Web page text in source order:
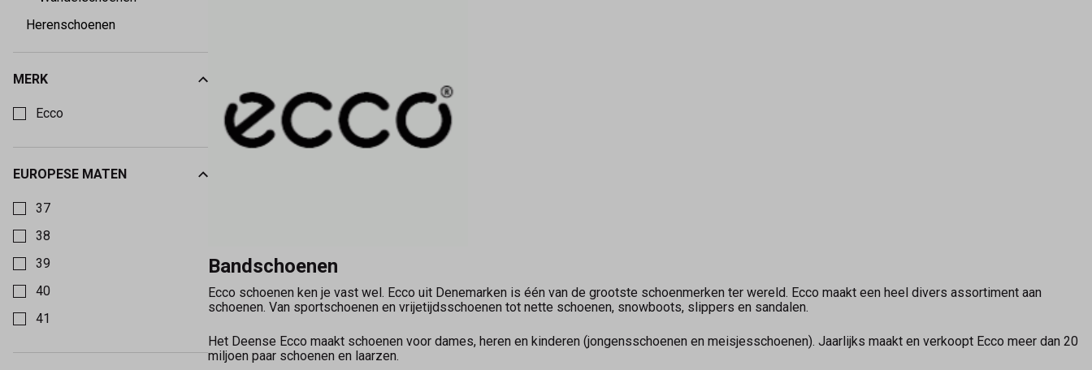
Herenschoenen
MERK
Ecco
EUROPESE MATEN
37
38
39
40
41
Bandschoenen
Ecco schoenen ken je vast wel. Ecco uit Denemarken is één van de grootste schoenmerken ter wereld. Ecco maakt een heel divers assortiment aan
schoenen. Van sportschoenen en vrijetijdsschoenen tot nette schoenen, snowboots, slippers en sandalen.
Het Deense Ecco maakt schoenen voor dames, heren en kinderen (jongensschoenen en meisjesschoenen). Jaarlijks maakt en verkoopt Ecco meer dan 20
miljoen paar schoenen en laarzen.